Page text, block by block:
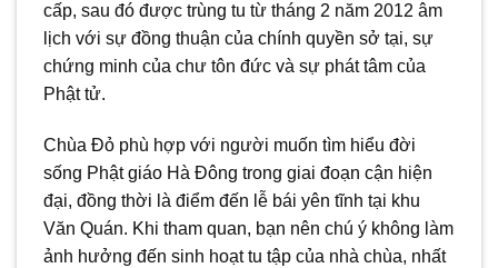
cấp, sau đó được trùng tu từ tháng 2 năm 2012 âm
lịch với sự đồng thuận của chính quyền sở tại, sự
chứng minh của chư tôn đức và sự phát tâm của
Phật tử.
Chùa Đỏ phù hợp với người muốn tìm hiểu đời
sống Phật giáo Hà Đông trong giai đoạn cận hiện
đại, đồng thời là điểm đến lễ bái yên tĩnh tại khu
Văn Quán. Khi tham quan, bạn nên chú ý không làm
ảnh hưởng đến sinh hoạt tu tập của nhà chùa, nhất